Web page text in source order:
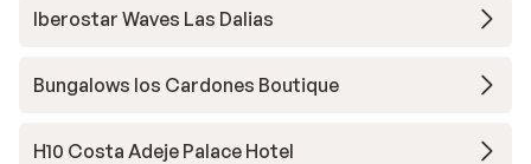
Iberostar Waves Las Dalias
Bungalows los Cardones Boutique
H10 Costa Adeje Palace Hotel